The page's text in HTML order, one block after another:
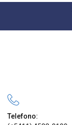
Telefono: